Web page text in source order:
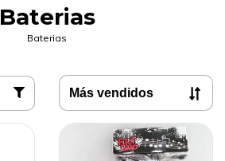
Baterias
Baterias